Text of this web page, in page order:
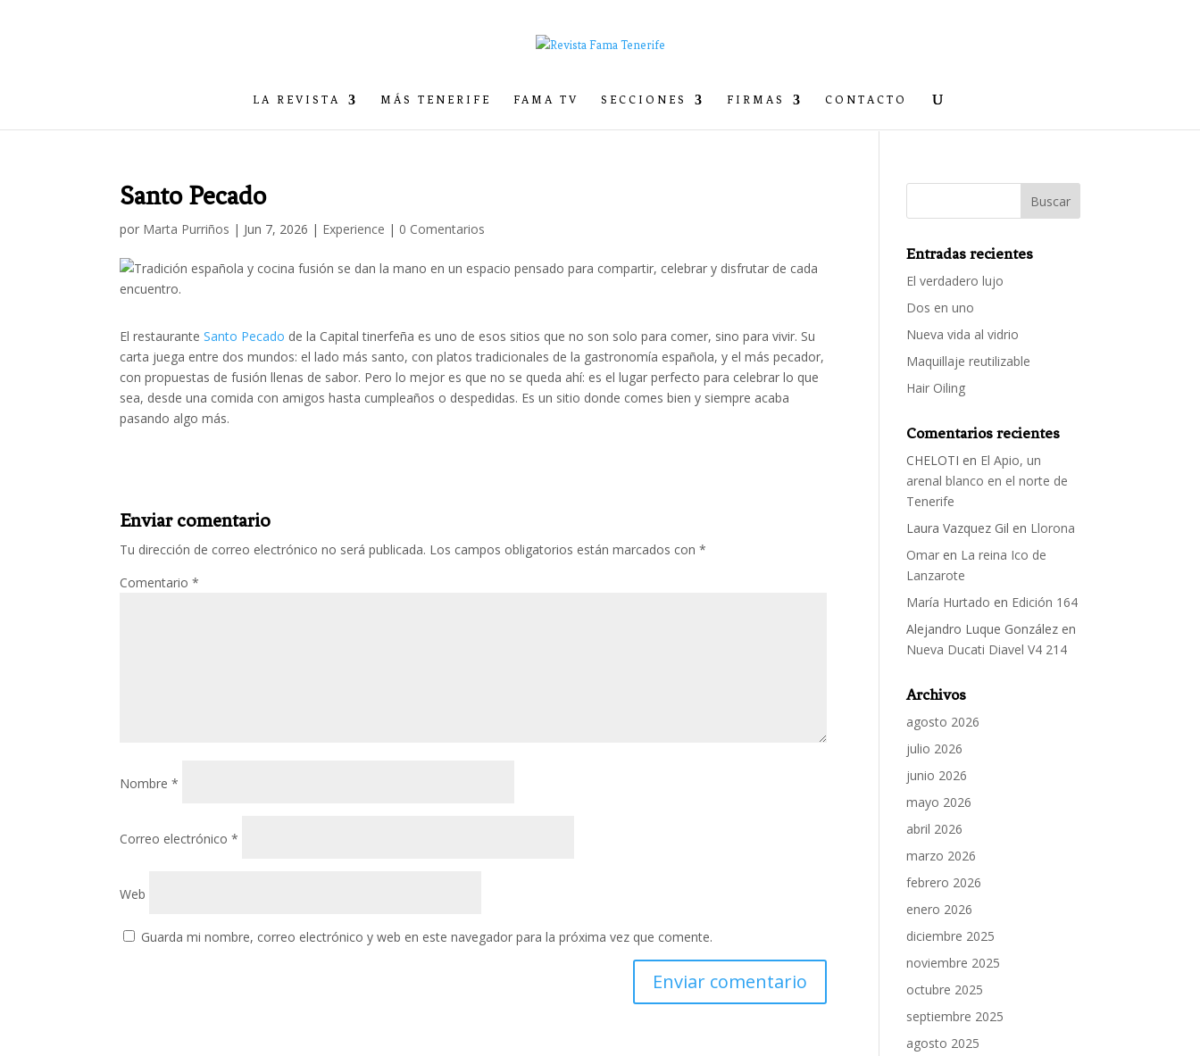
LA REVISTA MÁS TENERIFE FAMA TV SECCIONES FIRMAS CONTACTO
Santo Pecado
por Marta Purriños | Jun 7, 2026 | Experience | 0 Comentarios
El restauranteSanto Pecado de la Capital tinerfeña es uno de esos sitios que no son solo para comer, sino para vivir. Su
carta juega entre dos mundos: el lado más santo, con platos tradicionales de la gastronomía española, y el más pecador,
con propuestas de fusión llenas de sabor. Pero lo mejor es que no se queda ahí: es el lugar perfecto para celebrar lo que
sea, desde una comida con amigos hasta cumpleaños o despedidas. Es un sitio donde comes bien y siempre acaba
pasando algo más.
Enviar comentario
Tu dirección de correo electrónico no será publicada. Los campos obligatorios están marcados con*
Comentario*
Nombre*
Correo electrónico*
Web
Guarda mi nombre, correo electrónico y web en este navegador para la próxima vez que comente.
Entradas recientes
El verdadero lujo
Dos en uno
Nueva vida al vidrio
Maquillaje reutilizable
Hair Oiling
Comentarios recientes
CHELOTI en El Apio, un
arenal blanco en el norte de
Tenerife
Laura Vazquez Gil en Llorona
Omar en La reina Ico de
Lanzarote
María Hurtado en Edición 164
Alejandro Luque González en
Nueva Ducati Diavel V4 214
Archivos
agosto 2026
julio 2026
junio 2026
mayo 2026
abril 2026
marzo 2026
febrero 2026
enero 2026
diciembre 2025
noviembre 2025
octubre 2025
septiembre 2025
agosto 2025